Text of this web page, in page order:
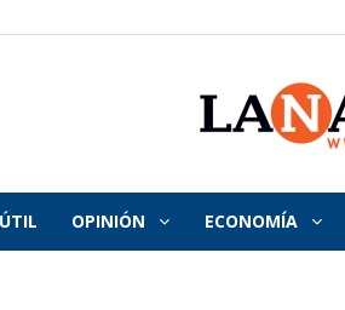
OPINIÓN ECONOMÍA